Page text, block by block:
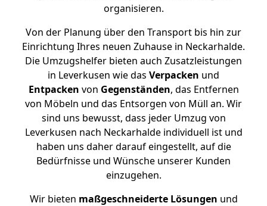
organisieren.
Von der Planung über den Transport bis hin zur
Einrichtung Ihres neuen Zuhause in Neckarhalde.
Die Umzugshelfer bieten auch Zusatzleistungen
in Leverkusen wie das Verpacken und
Entpacken von Gegenständen, das Entfernen
von Möbeln und das Entsorgen von Müll an. Wir
sind uns bewusst, dass jeder Umzug von
Leverkusen nach Neckarhalde individuell ist und
haben uns daher darauf eingestellt, auf die
Bedürfnisse und Wünsche unserer Kunden
einzugehen.
Wir bieten maßgeschneiderte Lösungen und